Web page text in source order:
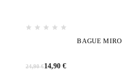
BAGUE MIRO
24,90€
Le
14,90 €
Le